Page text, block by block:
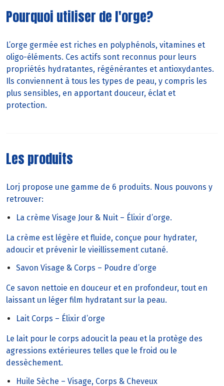
Pourquoi utiliser de l'orge?
L’orge germée est riches en polyphénols, vitamines et
oligo-éléments. Ces actifs sont reconnus pour leurs
propriétés hydratantes, régénérantes et antioxydantes.
Ils conviennent à tous les types de peau, y compris les
plus sensibles, en apportant douceur, éclat et
protection.
Les produits
Lorj propose une gamme de 6 produits. Nous pouvons y
retrouver:
La crème Visage Jour & Nuit – Élixir d’orge.
La crème est légère et fluide, conçue pour hydrater,
adoucir et prévenir le vieillissement cutané.
Savon Visage & Corps – Poudre d’orge
Ce savon nettoie en douceur et en profondeur, tout en
laissant un léger film hydratant sur la peau.
Lait Corps – Élixir d’orge
Le lait pour le corps adoucit la peau et la protège des
agressions extérieures telles que le froid ou le
dessèchement.
Huile Sèche – Visage, Corps & Cheveux